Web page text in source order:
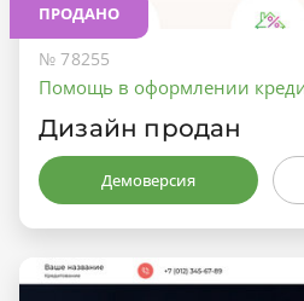
ПРОДАНО
№ 78255
Помощь в оформлении
Дизайн продан
Демоверсия